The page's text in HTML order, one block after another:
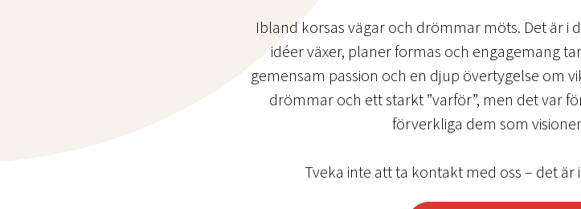
Ibland korsas vägar och drömmar möts. Det är i
idéer växer, planer formas och engagemang
gemensam passion och en djup övertygelse om
drömmar och ett starkt ”varför”, men det var
förverkliga dem som
Tveka inte att ta kontakt med oss – det